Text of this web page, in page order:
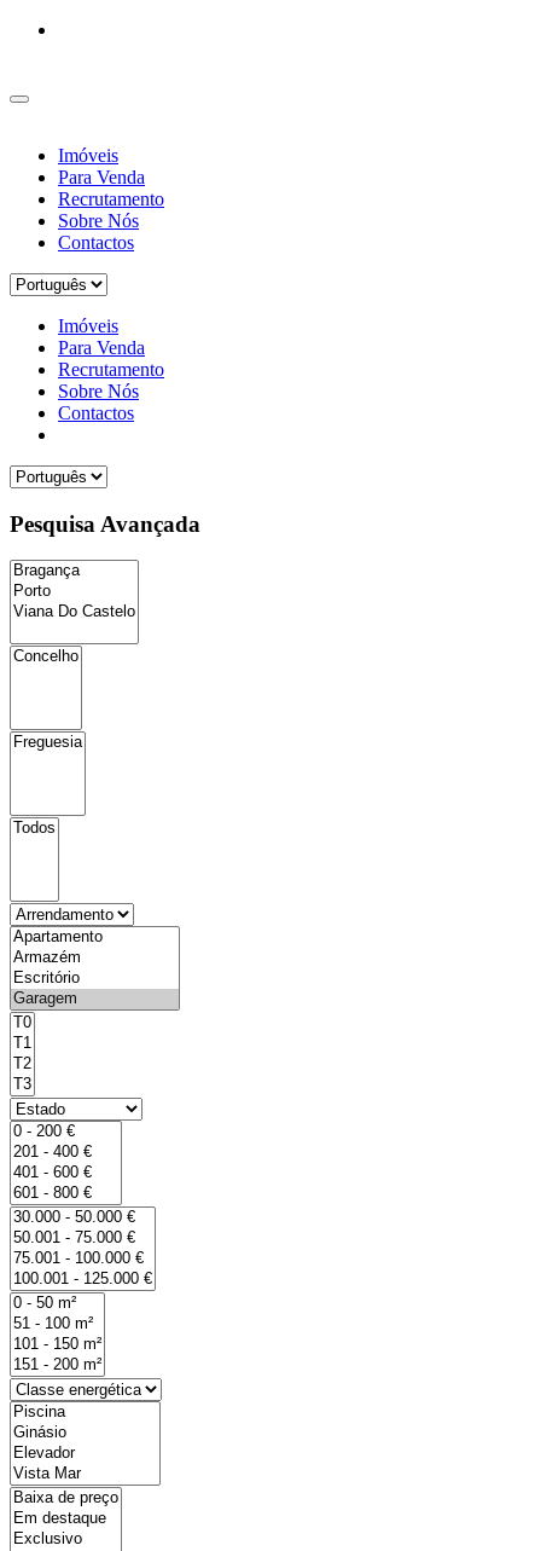
Imóveis
Para Venda
Recrutamento
Sobre Nós
Contactos
Imóveis
Para Venda
Recrutamento
Sobre Nós
Contactos
Pesquisa Avançada